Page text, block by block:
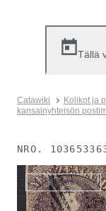
Tällä
Catawiki Kolikot ja
kansainyhteisön
NRO.
Ei enää saatavilla